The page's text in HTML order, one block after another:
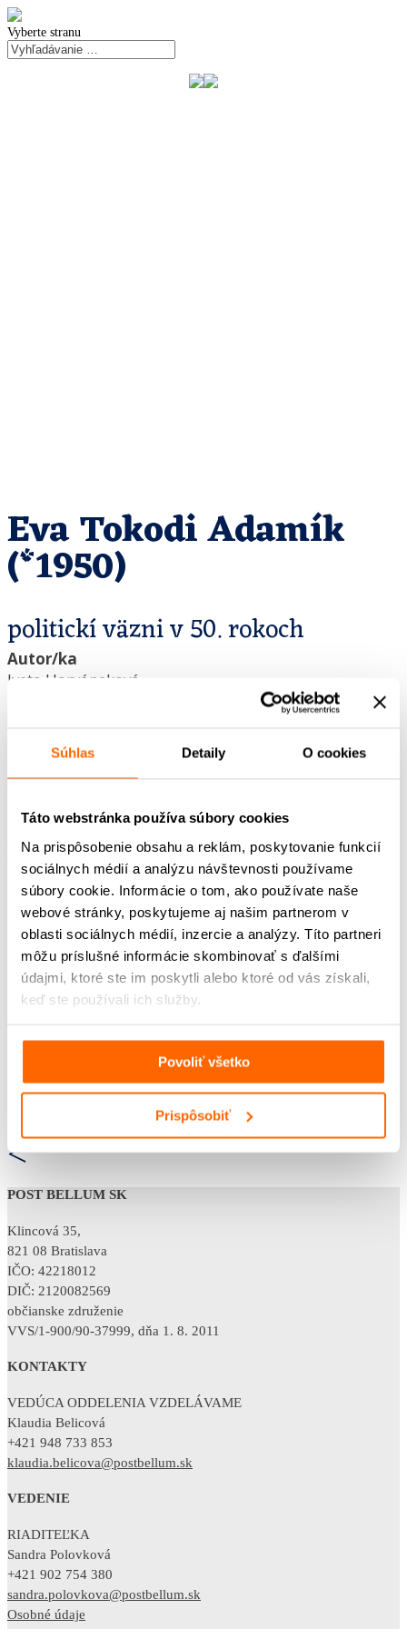
Súhlas Detaily O cookies
Táto webstránka používa súbory cookies
Na prispôsobenie obsahu a reklám, poskytovanie funkcií
sociálnych médií a analýzu návštevnosti používame
súbory cookie. Informácie o tom, ako používate naše
webové stránky, poskytujeme aj našim partnerom v
oblasti sociálnych médií, inzercie a analýzy. Títo partneri
môžu príslušné informácie skombinovať s ďalšími
údajmi, ktoré ste im poskytli alebo ktoré od vás získali,
keď ste používali ich služby.
Povoliť všetko
Prispôsobiť
Vyberte stranu
Eva Tokodi Adamík
(*1950)
politickí väzni v 50. rokoch
Autor/ka
Iveta Harváneková
Grafický dizajn
Marek Novák
Autorský tím – podcast
Na stiahnutie:
Pracovný list pre SŠ
<
POST BELLUM SK
Klincová 35,
821 08 Bratislava
IČO: 42218012
DIČ: 2120082569
občianske združenie
VVS/1-900/90-37999, dňa 1. 8. 2011
KONTAKTY
VEDÚCA ODDELENIA VZDELÁVAME
Klaudia Belicová
+421 948 733 853
klaudia.belicova@postbellum.sk
VEDENIE
RIADITEĽKA
Sandra Polovková
+421 902 754 380
sandra.polovkova@postbellum.sk
Osobné údaje